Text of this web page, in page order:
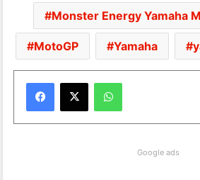
Monster Energy Yamaha
MotoGP Yamaha
WhatsApp
Google ads